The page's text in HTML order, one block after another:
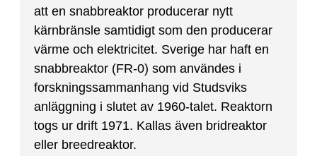
att en snabbreaktor producerar nytt
kärnbränsle samtidigt som den producerar
värme och elektricitet. Sverige har haft en
snabbreaktor (FR-0) som användes i
forskningssammanhang vid Studsviks
anläggning i slutet av 1960-talet. Reaktorn
togs ur drift 1971. Kallas även bridreaktor
eller breedreaktor.